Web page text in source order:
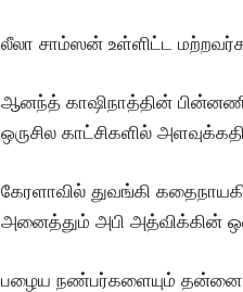
லீலா சாம்ஸன் உள்ளிட்ட
ஆனந்த் காஷிநாத்தின்
ஒருசில காட்சிகளில்
கேரளாவில் துவங்கி
அனைத்தும் அபி அத்விக்கின்
பழைய நண்பர்களையும் தன்னை